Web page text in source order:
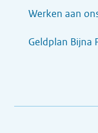
Werken aan
Geldplan Bijna